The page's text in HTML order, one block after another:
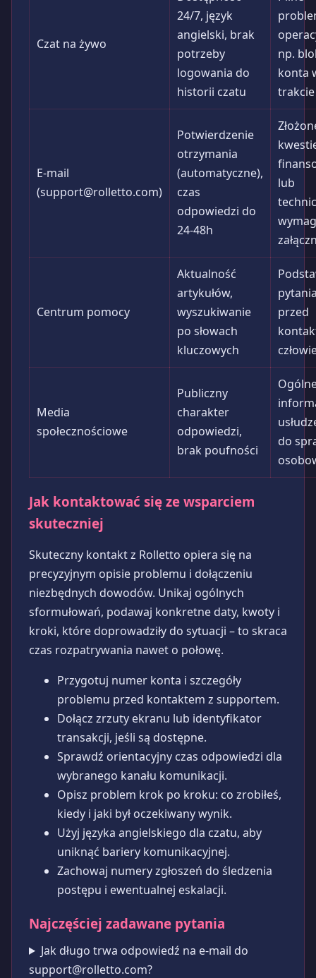
Czat na żywo
24/7, język
angielski, brak
potrzeby
logowania do
historii czatu
np.
konta
E-mail
(support@rolletto.com)
Potwierdzenie
otrzymania
(automatyczne),
czas
odpowiedzi do
24-48h
lub
Centrum pomocy
Aktualność
artykułów,
wyszukiwanie
po słowach
kluczowych
przed
Media
społecznościowe
Publiczny
charakter
odpowiedzi,
brak poufności
do
Jak kontaktować się ze wsparciem
skuteczniej
Skuteczny kontakt z Rolletto opiera się na
precyzyjnym opisie problemu i dołączeniu
niezbędnych dowodów. Unikaj ogólnych
sformułowań, podawaj konkretne daty, kwoty i
kroki, które doprowadziły do sytuacji – to skraca
czas rozpatrywania nawet o połowę.
Przygotuj numer konta i szczegóły
problemu przed kontaktem z supportem.
Dołącz zrzuty ekranu lub identyfikator
transakcji, jeśli są dostępne.
Sprawdź orientacyjny czas odpowiedzi dla
wybranego kanału komunikacji.
Opisz problem krok po kroku: co zrobiłeś,
kiedy i jaki był oczekiwany wynik.
Użyj języka angielskiego dla czatu, aby
uniknąć bariery komunikacyjnej.
Zachowaj numery zgłoszeń do śledzenia
postępu i ewentualnej eskalacji.
Najczęściej zadawane pytania
Jak długo trwa odpowiedź na e-mail do
support@rolletto.com?